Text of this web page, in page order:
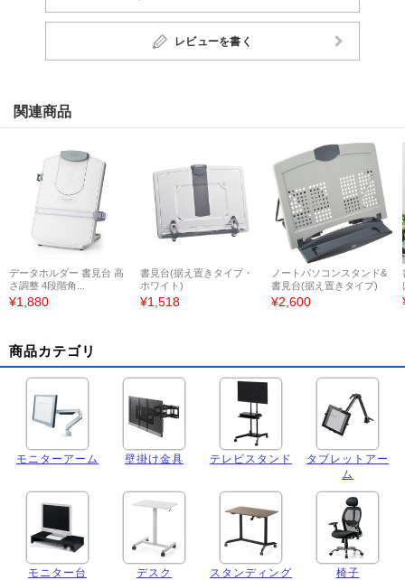
レビューを書く
関連商品
データホルダー 書見台 高
さ調整 4段階角...
¥1,880
書見台(据え置きタイプ・
ホワイト)
¥1,518
ノートパソコンスタンド&
書見台(据え置きタイプ)
¥2,600
商品カテゴリ
モニターアーム 壁掛け金具 テレビスタンド
タブレットアー
ム
モニター台 デスク
スタンディング
椅子